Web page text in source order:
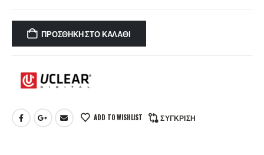
ΠΡΟΣΘΉΚΗ ΣΤΟ ΚΑΛΆΘΙ
ADD TO WISHLIST ΣΎΓΚΡΙΣΗ